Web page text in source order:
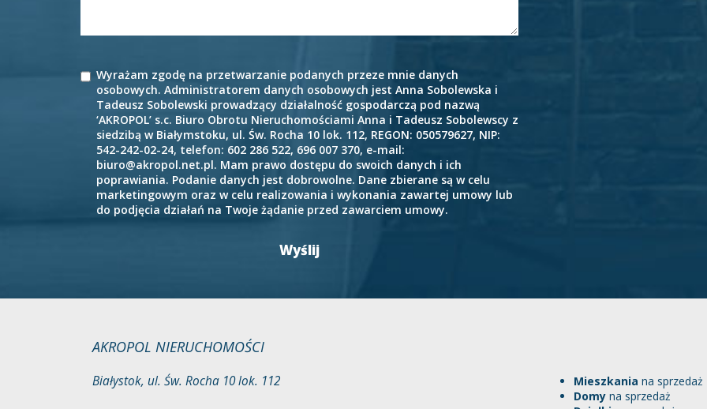
Wyrażam zgodę na przetwarzanie podanych przeze mnie danych
osobowych. Administratorem danych osobowych jest Anna Sobolewska i
Tadeusz Sobolewski prowadzący działalność gospodarczą pod nazwą
‘AKROPOL’ s.c. Biuro Obrotu Nieruchomościami Anna i Tadeusz Sobolewscy z
siedzibą w Białymstoku, ul. Św. Rocha 10 lok. 112, REGON: 050579627, NIP:
542-242-02-24, telefon: 602 286 522, 696 007 370, e-mail:
biuro@akropol.net.pl. Mam prawo dostępu do swoich danych i ich
poprawiania. Podanie danych jest dobrowolne. Dane zbierane są w celu
marketingowym oraz w celu realizowania i wykonania zawartej umowy lub
do podjęcia działań na Twoje żądanie przed zawarciem umowy.
AKROPOL NIERUCHOMOŚCI
Białystok, ul. Św. Rocha 10 lok. 112 Mieszkania na sprzedaż
Domy na sprzedaż